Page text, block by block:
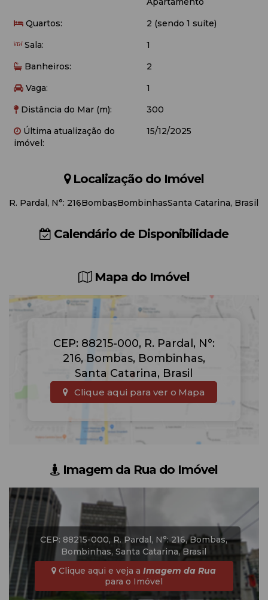
- Internet Wi-fi (Disponibilizamos como cortesia, não nos
Quartos:
2 (sendo 1 suíte)
Sala:
1
Banheiros:
2
Vaga:
1
Distância do Mar (m):
300
Última atualização do
imóvel:
15/12/2025
Localização do Imóvel
R. Pardal, N°: 216BombasBombinhasSanta Catarina, Brasil
Calendário de Disponibilidade
Mapa do Imóvel
CEP: 88215-000, R. Pardal, N°:
216, Bombas, Bombinhas,
Santa Catarina, Brasil
Clique aqui para ver o Mapa
Imagem da Rua do Imóvel
CEP: 88215-000, R. Pardal, N°: 216,Bombas,
Bombinhas,Santa Catarina, Brasil
Clique aqui e veja aImagem da Rua
para o Imóvel